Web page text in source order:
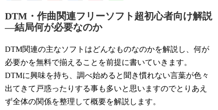
DTM・作曲関連フリーソフト超初心者向け解説
―結局何が必要なのか
DTM関連の主なソフトはどんなものなのかを解説し、何が
必要かを無料で揃えることを前提に書いていきます。
DTMに興味を持ち、調べ始めると聞き慣れない言葉が色々
出てきて戸惑ったりする事も多いと思いますのでとりあえ
ず全体の関係を整理して概要を解説します。